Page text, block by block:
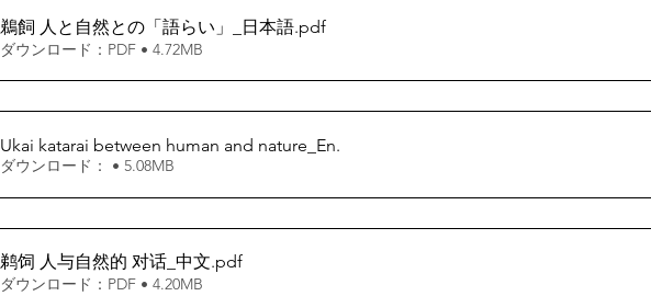
鵜飼 人と自然との「語らい」_日本語.pdf
ダウンロード：PDF • 4.72MB
Ukai katarai between human and nature_En.
ダウンロード： • 5.08MB
鹈饲 人与自然的 对话_中文.pdf
ダウンロード：PDF • 4.20MB